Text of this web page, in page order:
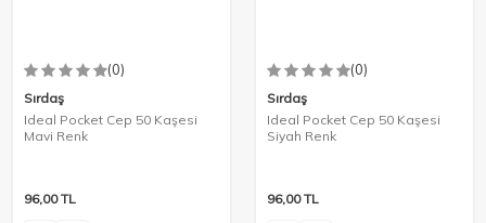
(0)
Sırdaş
Ideal Pocket Cep 50 Kaşesi
Mavi Renk
96,00TL
(0)
Sırdaş
Ideal Pocket Cep 50 Kaşesi
Siyah Renk
96,00TL